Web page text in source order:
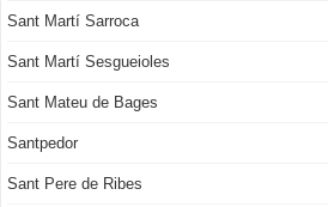
Sant Martí Sarroca
Sant Martí Sesgueioles
Sant Mateu de Bages
Santpedor
Sant Pere de Ribes